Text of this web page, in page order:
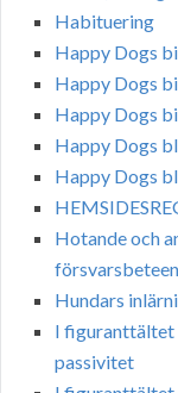
Habituering
Happy Dogs
Happy Dogs
Happy Dogs
Happy Dogs
Happy Dogs
Hotande och
Hundars
I figuranttältet
passivitet